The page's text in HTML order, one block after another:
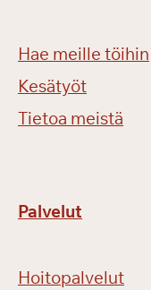
Hae meille töihin
Kesätyöt
Tietoa meistä
Palvelut
Hoitopalvelut